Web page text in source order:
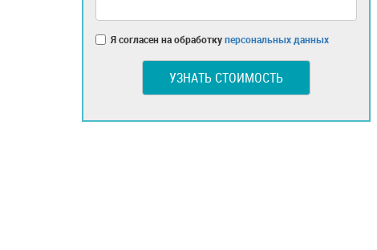
Я согласен на обработкуперсональных данных
УЗНАТЬ СТОИМОСТЬ